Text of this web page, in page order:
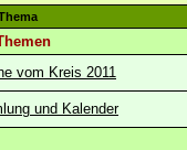
vom Kreis 2011
und Kalender